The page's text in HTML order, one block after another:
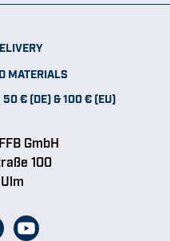
MATERIALS
50 € (DE) & 100 € (EU)
GmbH
100